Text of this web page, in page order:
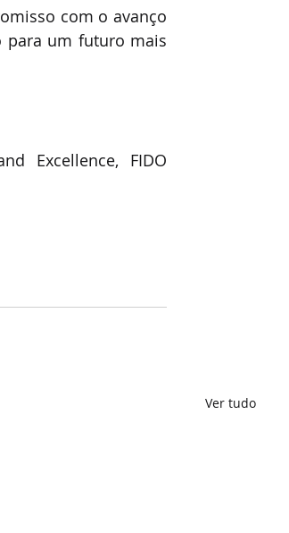
com o avanço
para um futuro mais
Excellence, FIDO
Ver tudo